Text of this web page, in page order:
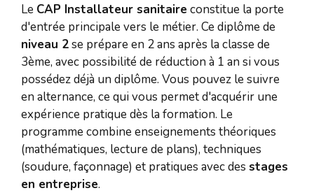
Le CAP Installateur sanitaire constitue la porte
d'entrée principale vers le métier. Ce diplôme de
niveau 2se prépare en 2 ans après la classe de
3ème, avec possibilité de réduction à 1 an si vous
possédez déjà un diplôme. Vous pouvez le suivre
en alternance, ce qui vous permet d'acquérir une
expérience pratique dès la formation. Le
programme combine enseignements théoriques
(mathématiques, lecture de plans), techniques
(soudure, façonnage) et pratiques avec des stages
en entreprise.